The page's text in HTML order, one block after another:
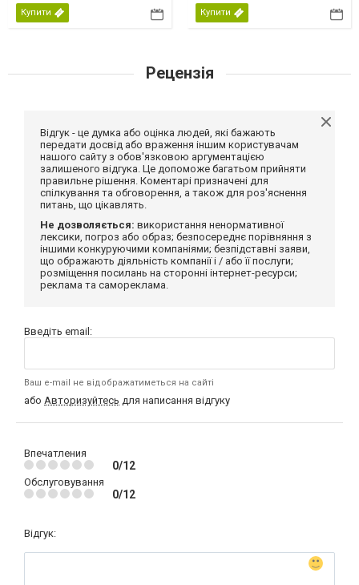
Купити Купити
Рецензія
Відгук - це думка або оцінка людей, які бажають
передати досвід або враження іншим користувачам
нашого сайту з обов'язковою аргументацією
залишеного відгука. Це допоможе багатьом прийняти
правильне рішення. Коментарі призначені для
спілкування та обговорення, а також для роз'яснення
питань, що цікавлять.
Не дозволяється: використання ненормативної
лексики, погроз або образ; безпосереднє порівняння з
іншими конкуруючими компаніями; безпідставні заяви,
що ображають діяльність компанії і / або її послуги;
розміщення посилань на сторонні інтернет-ресурси;
реклама та самореклама.
Введіть email:
Ваш e-mail не відображатиметься на сайті
або Авторизуйтесь для написання відгуку
Впечатления
0/12
Обслуговування
0/12
Відгук: